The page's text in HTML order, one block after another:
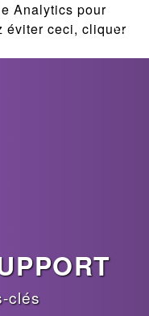
Analytics pour
éviter ceci, cliquer
clés